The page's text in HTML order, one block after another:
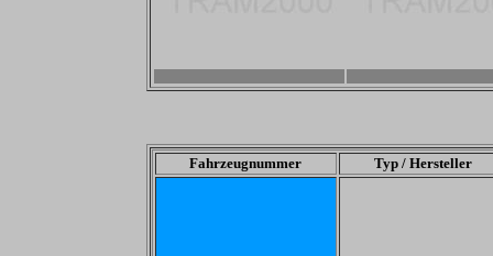
Fahrzeugnummer Typ / Hersteller